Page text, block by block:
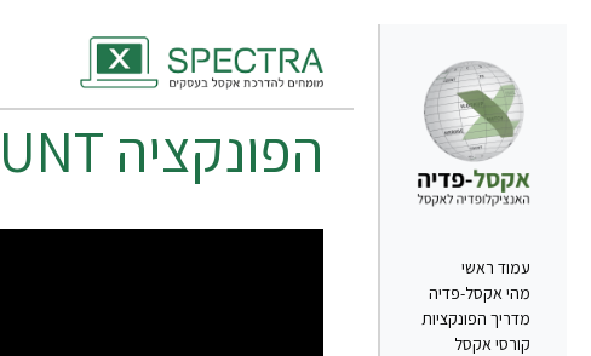
עמוד ראשי
מהי אקסל-פדיה
מדריך הפונקציות
קורסי אקסל
הפונקציה